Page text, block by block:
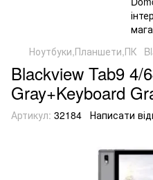
Ноутбуки,Планшети,ПК
Blackview Tab9 4/
Gray+Keyboard
Артикул: 32184 Написати